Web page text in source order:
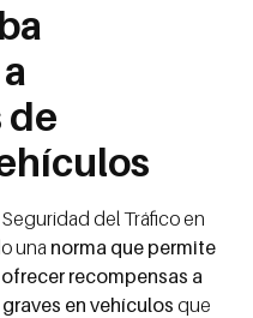
de
del Tráfico en
una norma que permite
recompensas a
en vehículos que